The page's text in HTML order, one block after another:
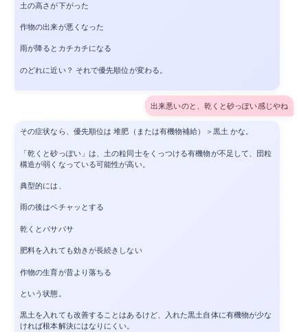
土の高さが下がった
作物の出来が悪くなった
雨が降るとカチカチになる
のどれに近い？ それで優先順位が変わる。
出来悪いのと、乾くと砂っぽい感じやね
その症状なら、優先順位は 堆肥（または有機物補給）＞黒土 かな。
「乾くと砂っぽい」は、土の粒同士をくっつける有機物が不足して、団粒
構造が弱くなっている可能性が高い。
典型的には、
雨の後はベチャッとする
乾くとパサパサ
肥料を入れても効きが長続きしない
作物の生育が昔より落ちる
という状態。
黒土を入れても改善することはあるけど、入れた黒土自体に有機物が少な
ければ根本解決にはなりにくい。